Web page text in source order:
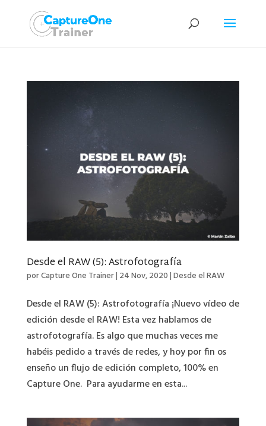
Desde el RAW (5): Astrofotografía
porCapture One Trainer| 24 Nov, 2020|Desde el RAW
Desde el RAW (5): Astrofotografía ¡Nuevo vídeo de
edición desde el RAW! Esta vez hablamos de
astrofotografía. Es algo que muchas veces me
habéis pedido a través de redes, y hoy por fin os
enseño un flujo de edición completo, 100% en
Capture One. Para ayudarme en esta...